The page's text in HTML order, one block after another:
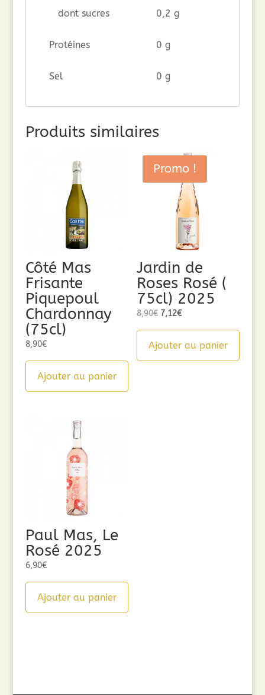
dont sucres 0,2 g
Protéines 0 g
Sel 0 g
Produits similaires
Côté Mas
Frisante
Piquepoul
Chardonnay
(75cl)
8,90€
Ajouter au panier
Promo !
Jardin de
Roses Rosé (
75cl) 2025
8,90€ Le
initial
7,12€Le
Ajouter au panier
Paul Mas, Le
Rosé 2025
6,90€
Ajouter au panier